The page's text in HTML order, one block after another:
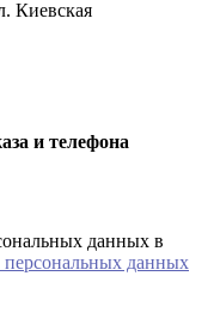
Киевская
и телефона
данных в
персональных данных